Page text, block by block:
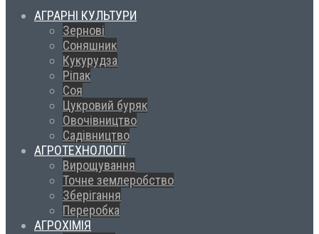
АГРАРНІ КУЛЬТУРИ
Зернові
Соняшник
Кукурудза
Ріпак
Соя
Цукровий буряк
Овочівництво
Садівництво
АГРОТЕХНОЛОГІЇ
Вирощування
Точне землеробство
Зберігання
Переробка
АГРОХІМІЯ